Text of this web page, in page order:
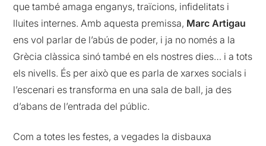
que també amaga enganys, traïcions, infidelitats i
lluites internes. Amb aquesta premissa, Marc Artigau
ens vol parlar de l’abús de poder, i ja no només a la
Grècia clàssica sinó també en els nostres dies… i a tots
els nivells. És per això que es parla de xarxes socials i
l’escenari es transforma en una sala de ball, ja des
d’abans de l’entrada del públic.
Com a totes les festes, a vegades la disbauxa